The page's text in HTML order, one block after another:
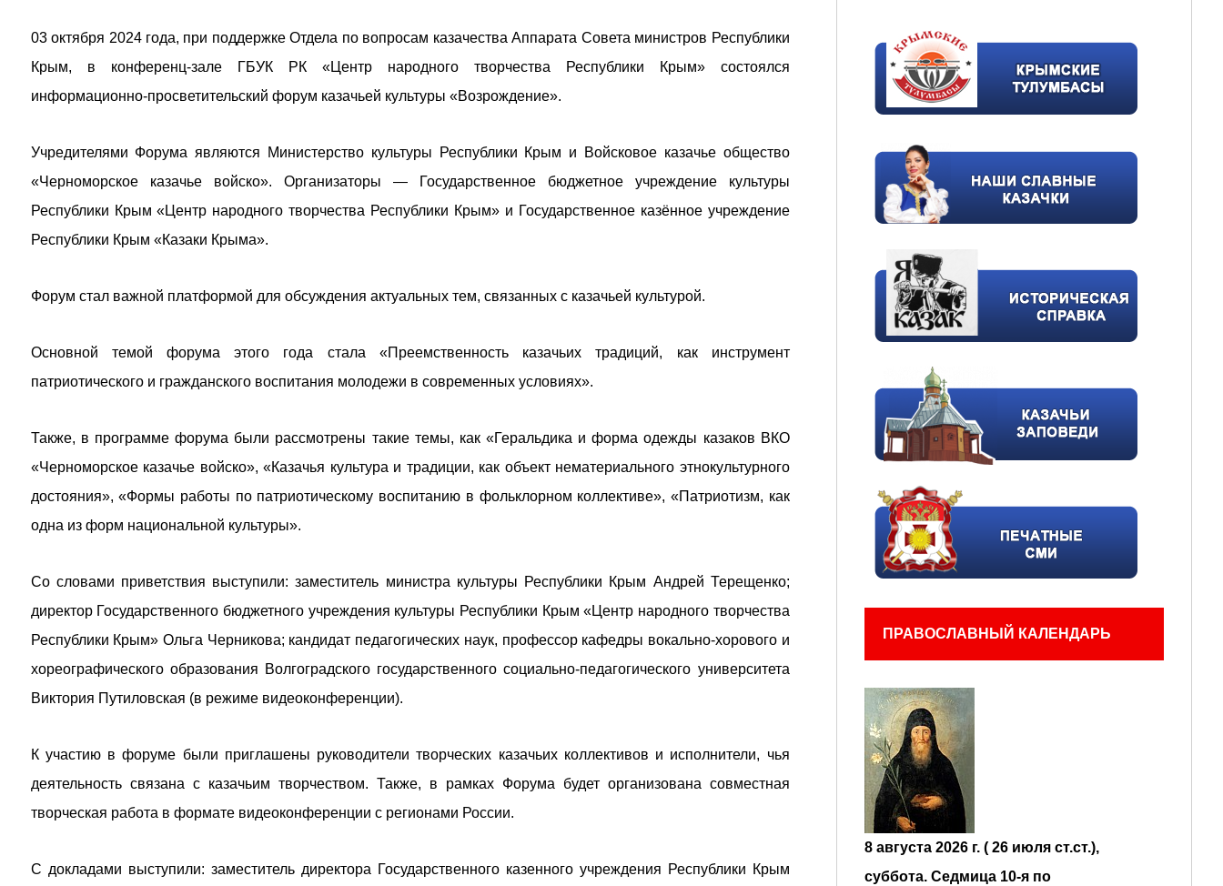
03 октября 2024 года, при поддержке Отдела по вопросам казачества Аппарата Совета министров Республики
Крым, в конференц-зале ГБУК РК «Центр народного творчества Республики Крым» состоялся
информационно-просветительский форум казачьей культуры «Возрождение».
Учредителями Форума являются Министерство культуры Республики Крым и Войсковое казачье общество
«Черноморское казачье войско». Организаторы — Государственное бюджетное учреждение культуры
Республики Крым «Центр народного творчества Республики Крым» и Государственное казённое учреждение
Республики Крым «Казаки Крыма».
Форум стал важной платформой для обсуждения актуальных тем, связанных с казачьей культурой.
Основной темой форума этого года стала «Преемственность казачьих традиций, как инструмент
патриотического и гражданского воспитания молодежи в современных условиях».
Также, в программе форума были рассмотрены такие темы, как «Геральдика и форма одежды казаков ВКО
«Черноморское казачье войско», «Казачья культура и традиции, как объект нематериального этнокультурного
достояния», «Формы работы по патриотическому воспитанию в фольклорном коллективе», «Патриотизм, как
одна из форм национальной культуры».
Со словами приветствия выступили: заместитель министра культуры Республики Крым Андрей Терещенко;
директор Государственного бюджетного учреждения культуры Республики Крым «Центр народного творчества
Республики Крым» Ольга Черникова; кандидат педагогических наук, профессор кафедры вокально-хорового и
хореографического образования Волгоградского государственного социально-педагогического университета
Виктория Путиловская (в режиме видеоконференции).
К участию в форуме были приглашены руководители творческих казачьих коллективов и исполнители, чья
деятельность связана с казачьим творчеством. Также, в рамках Форума будет организована совместная
творческая работа в формате видеоконференции с регионами России.
С докладами выступили: заместитель директора Государственного казенного учреждения Республики Крым
ПРАВОСЛАВНЫЙ КАЛЕНДАРЬ
8 августа 2026 г. ( 26 июля ст.ст.),
суббота. Седмица 10-я по